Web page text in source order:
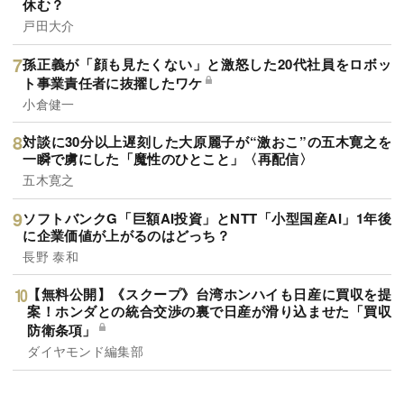
休む？
戸田大介
孫正義が「顔も見たくない」と激怒した20代社員をロボッ
ト事業責任者に抜擢したワケ
小倉健一
対談に30分以上遅刻した大原麗子が“激おこ”の五木寛之を
一瞬で虜にした「魔性のひとこと」〈再配信〉
五木寛之
ソフトバンクG「巨額AI投資」とNTT「小型国産AI」1年後
に企業価値が上がるのはどっち？
長野 泰和
【無料公開】《スクープ》台湾ホンハイも日産に買収を提
案！ホンダとの統合交渉の裏で日産が滑り込ませた「買収
防衛条項」
ダイヤモンド編集部